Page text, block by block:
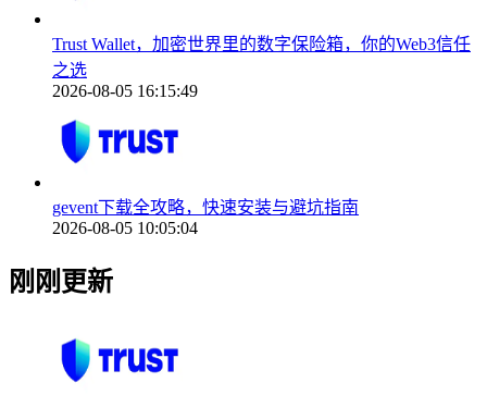
Trust Wallet，加密世界里的数字保险箱，你的Web3信任
之选
2026-08-05 16:15:49
gevent下载全攻略，快速安装与避坑指南
2026-08-05 10:05:04
刚刚更新